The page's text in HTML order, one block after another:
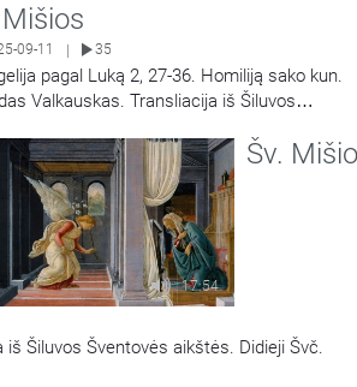
09-11 | 35
pagal Luką 2, 27-36. Homiliją sako kun.
Valkauskas. Transliacija iš Šiluvos
aikštės. Didieji Švč. Mergelės Marijos
atlaidai.
17:54
Šv.
Šiluvos Šventovės aikštės. Didieji Švč.